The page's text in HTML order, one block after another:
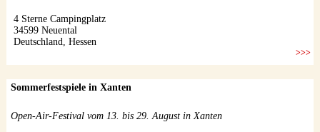
Sommerfestspiele in Xanten
Open-Air-Festival vom 13. bis 29. August in Xanten